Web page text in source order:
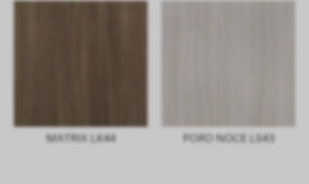
MATRIX LK44 PORO NOCE LS43